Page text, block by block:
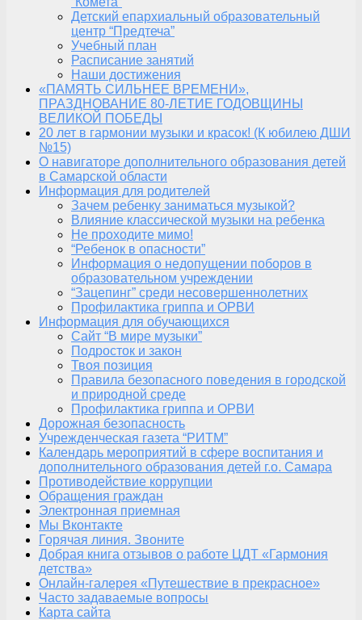
Детский епархиальный образовательный
центр “Предтеча”
Учебный план
Расписание занятий
Наши достижения
«ПАМЯТЬ СИЛЬНЕЕ ВРЕМЕНИ»,
ПРАЗДНОВАНИЕ 80-ЛЕТИЕ ГОДОВЩИНЫ
ВЕЛИКОЙ ПОБЕДЫ
20 лет в гармонии музыки и красок! (К юбилею ДШИ
№15)
О навигаторе дополнительного образования детей
в Самарской области
Информация для родителей
Зачем ребенку заниматься музыкой?
Влияние классической музыки на ребенка
Не проходите мимо!
“Ребенок в опасности”
Информация о недопущении поборов в
образовательном учреждении
“Зацепинг” среди несовершеннолетних
Профилактика гриппа и ОРВИ
Информация для обучающихся
Сайт “В мире музыки”
Подросток и закон
Твоя позиция
Правила безопасного поведения в городской
и природной среде
Профилактика гриппа и ОРВИ
Дорожная безопасность
Учрежденческая газета “РИТМ”
Календарь мероприятий в сфере воспитания и
дополнительного образования детей г.о. Самара
Противодействие коррупции
Обращения граждан
Электронная приемная
Мы Вконтакте
Горячая линия. Звоните
Добрая книга отзывов о работе ЦДТ «Гармония
детства»
Онлайн-галерея «Путешествие в прекрасное»
Часто задаваемые вопросы
Карта сайта